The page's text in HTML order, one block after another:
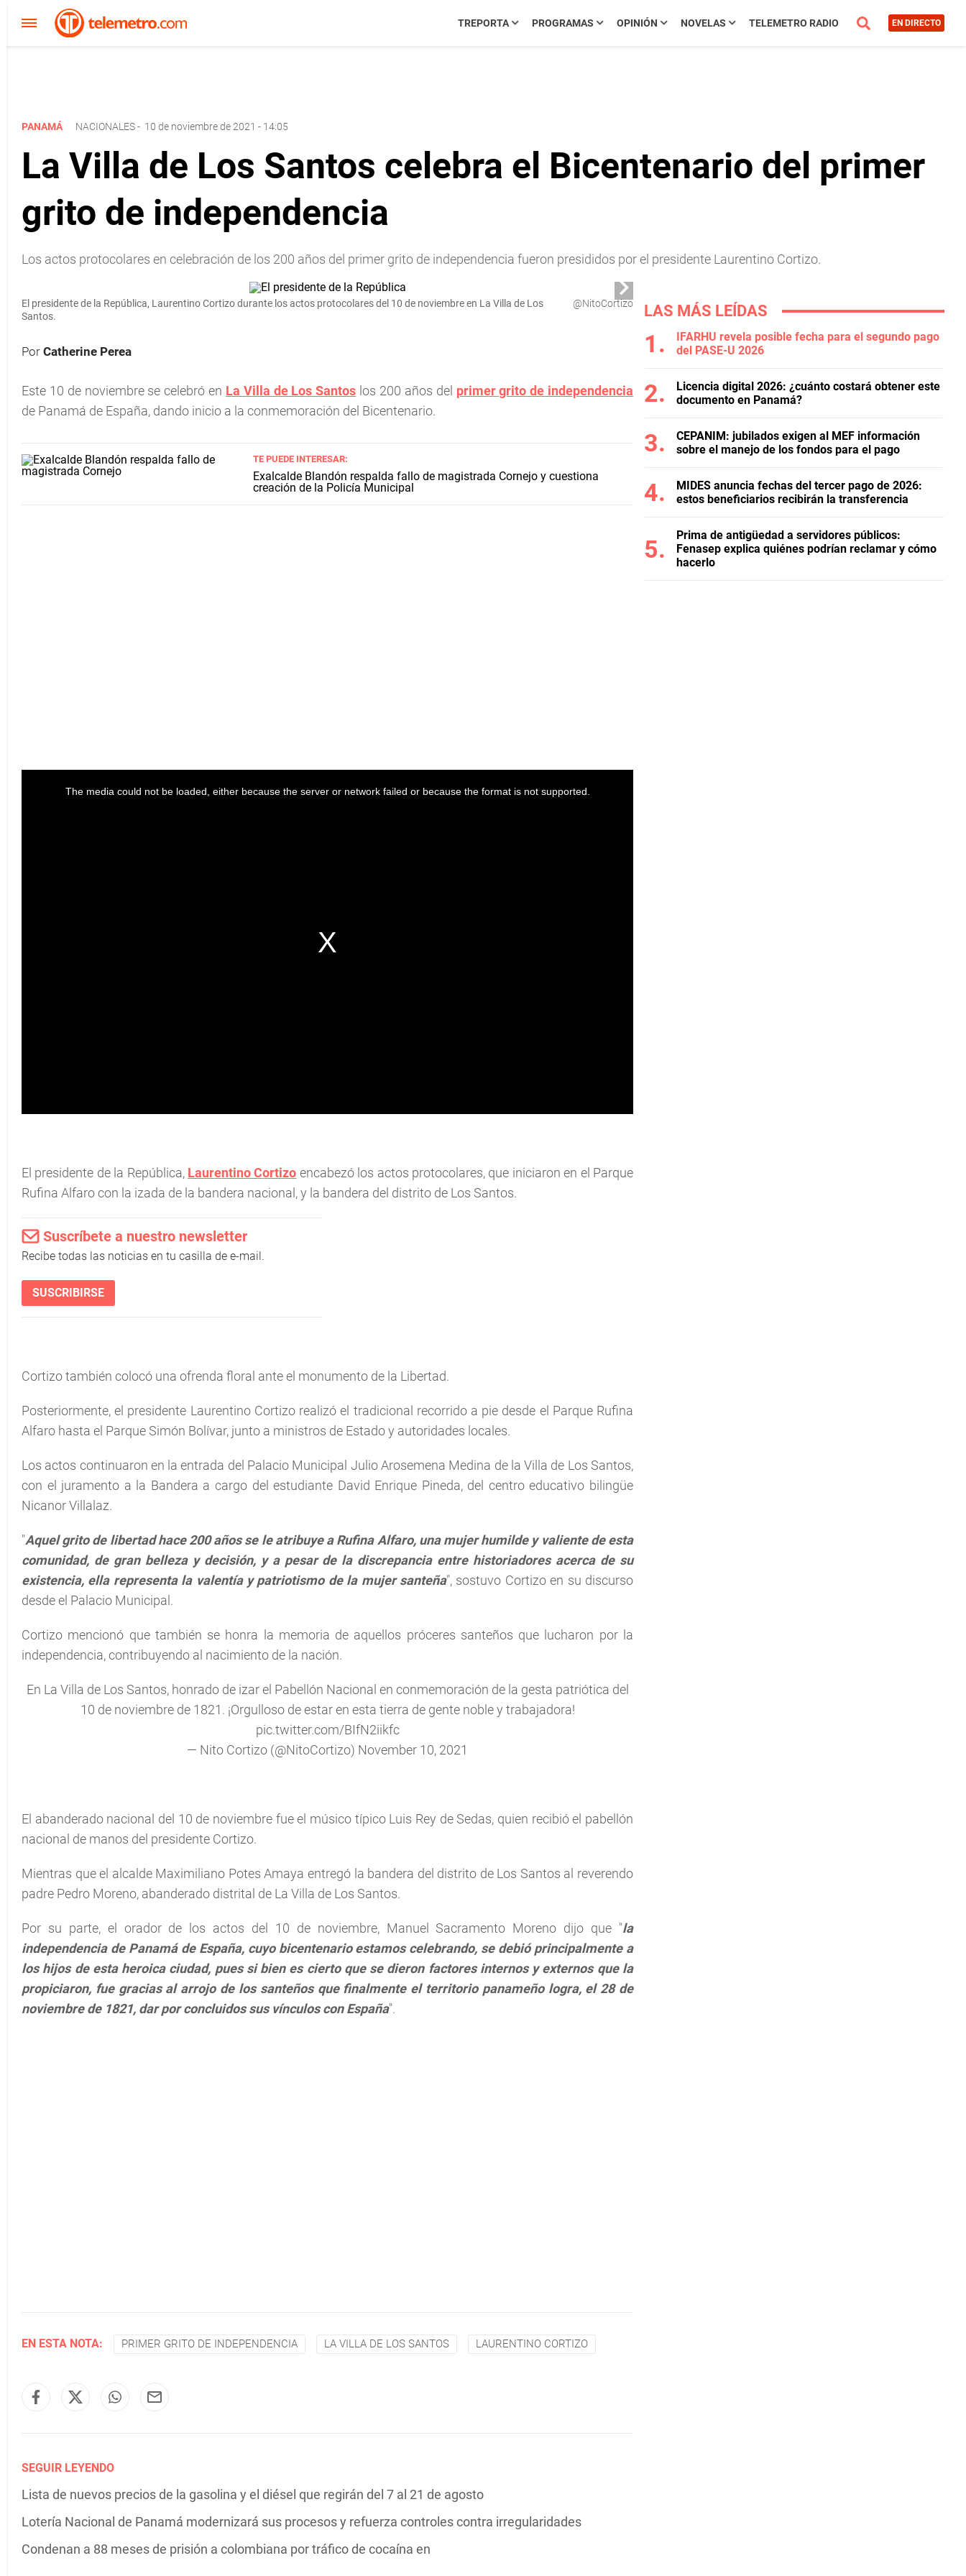
TREPORTA PROGRAMAS OPINIÓN NOVELAS TELEMETRO RADIO EN DIRECTO
PANAMÁ NACIONALES- 10 de noviembre de 2021 - 14:05
La Villa de Los Santos celebra el Bicentenario del primer
grito de independencia
Los actos protocolares en celebración de los 200 años del primer grito de independencia fueron presididos por el presidente Laurentino Cortizo.
El presidente de la República, Laurentino Cortizo durante los actos protocolares del 10 de noviembre en La Villa de Los
Santos.
@NitoCortizo
Por Catherine Perea
Este 10 de noviembre se celebró en La Villa de Los Santos los 200 años del primer grito de independencia
de Panamá de España, dando inicio a la conmemoración del Bicentenario.
TE PUEDE INTERESAR:
Exalcalde Blandón respalda fallo de magistrada Cornejo y cuestiona
creación de la Policía Municipal
El presidente de la República, Laurentino Cortizo encabezó los actos protocolares, que iniciaron en el Parque
Rufina Alfaro con la izada de la bandera nacional, y la bandera del distrito de Los Santos.
Suscríbete a nuestro newsletter
Recibe todas las noticias en tu casilla de e-mail.
SUSCRIBIRSE
Cortizo también colocó una ofrenda floral ante el monumento de la Libertad.
Posteriormente, el presidente Laurentino Cortizo realizó el tradicional recorrido a pie desde el Parque Rufina
Alfaro hasta el Parque Simón Bolívar, junto a ministros de Estado y autoridades locales.
Los actos continuaron en la entrada del Palacio Municipal Julio Arosemena Medina de la Villa de Los Santos,
con el juramento a la Bandera a cargo del estudiante David Enrique Pineda, del centro educativo bilingüe
Nicanor Villalaz.
"Aquel grito de libertad hace 200 años se le atribuye a Rufina Alfaro, una mujer humilde y valiente de esta
comunidad, de gran belleza y decisión, y a pesar de la discrepancia entre historiadores acerca de su
existencia, ella representa la valentía y patriotismo de la mujer santeña", sostuvo Cortizo en su discurso
desde el Palacio Municipal.
Cortizo mencionó que también se honra la memoria de aquellos próceres santeños que lucharon por la
independencia, contribuyendo al nacimiento de la nación.
En La Villa de Los Santos, honrado de izar el Pabellón Nacional en conmemoración de la gesta patriótica del
10 de noviembre de 1821. ¡Orgulloso de estar en esta tierra de gente noble y trabajadora!
pic.twitter.com/BIfN2iikfc
— Nito Cortizo (@NitoCortizo) November 10, 2021
El abanderado nacional del 10 de noviembre fue el músico típico Luis Rey de Sedas, quien recibió el pabellón
nacional de manos del presidente Cortizo.
Mientras que el alcalde Maximiliano Potes Amaya entregó la bandera del distrito de Los Santos al reverendo
padre Pedro Moreno, abanderado distrital de La Villa de Los Santos.
Por su parte, el orador de los actos del 10 de noviembre, Manuel Sacramento Moreno dijo que "la
independencia de Panamá de España, cuyo bicentenario estamos celebrando, se debió principalmente a
los hijos de esta heroica ciudad, pues si bien es cierto que se dieron factores internos y externos que la
propiciaron, fue gracias al arrojo de los santeños que finalmente el territorio panameño logra, el 28 de
noviembre de 1821, dar por concluidos sus vínculos con España".
EN ESTA NOTA: PRIMER GRITO DE INDEPENDENCIA LA VILLA DE LOS SANTOS LAURENTINO CORTIZO
SEGUIR LEYENDO
Lista de nuevos precios de la gasolina y el diésel que regirán del 7 al 21 de agosto
Lotería Nacional de Panamá modernizará sus procesos y refuerza controles contra irregularidades
Condenan a 88 meses de prisión a colombiana por tráfico de cocaína en
LAS MÁS LEÍDAS
IFARHU revela posible fecha para el segundo pago
del PASE-U 2026
Licencia digital 2026: ¿cuánto costará obtener este
documento en Panamá?
CEPANIM: jubilados exigen al MEF información
sobre el manejo de los fondos para el pago
MIDES anuncia fechas del tercer pago de 2026:
estos beneficiarios recibirán la transferencia
Prima de antigüedad a servidores públicos:
Fenasep explica quiénes podrían reclamar y cómo
hacerlo